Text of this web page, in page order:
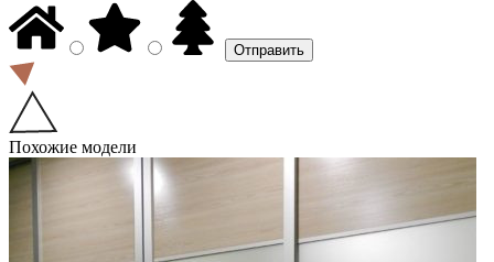
Похожие модели